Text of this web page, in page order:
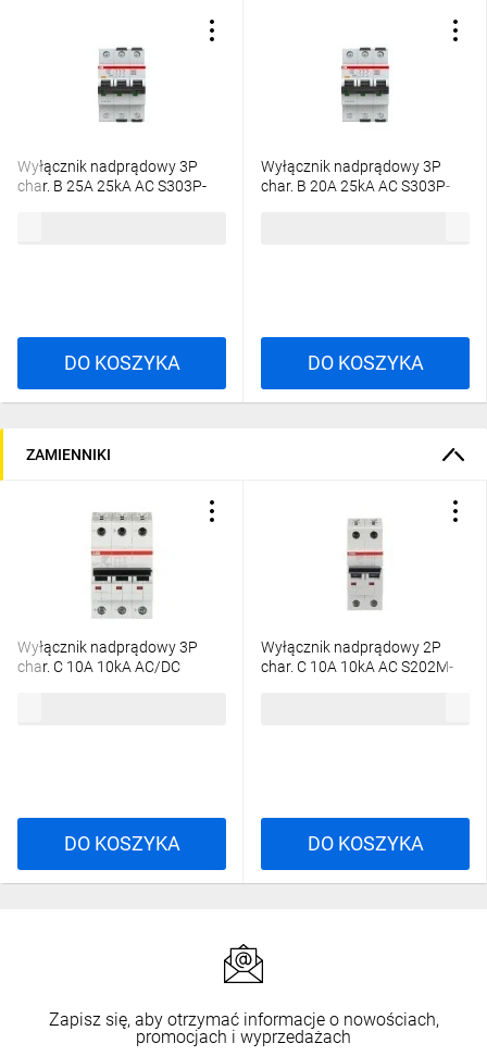
Wyłącznik nadprądowy 3P
char. B 25A 25kA AC S303P-
DO KOSZYKA
Wyłącznik nadprądowy 3P
char. B 20A 25kA AC S303P-
DO KOSZYKA
ZAMIENNIKI
Wyłącznik nadprądowy 3P
char. C 10A 10kA AC/DC
DO KOSZYKA
Wyłącznik nadprądowy 2P
char. C 10A 10kA AC S202M-
DO KOSZYKA
Zapisz się, aby otrzymać informacje o nowościach,
promocjach i wyprzedażach